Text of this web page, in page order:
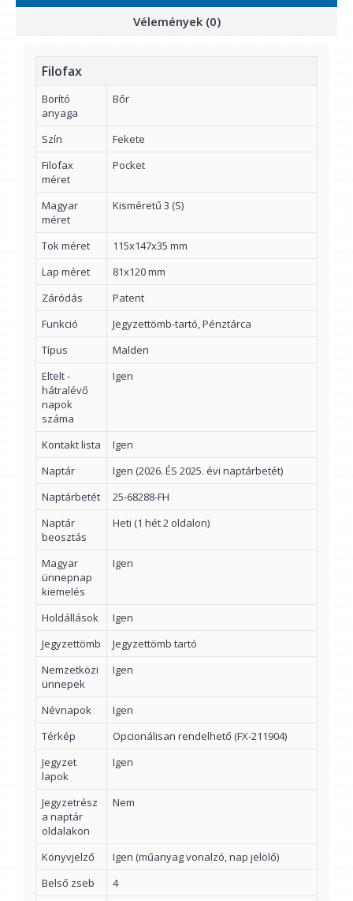
Vélemények (0)
Filofax
Borító
anyaga
Bőr
Szín
Fekete
Filofax
méret
Pocket
Magyar
méret
Kisméretű 3 (S)
Tok méret
115x147x35 mm
Lap méret
81x120 mm
Záródás
Patent
Funkció
Jegyzettömb-tartó, Pénztárca
Típus
Malden
Eltelt -
hátralévő
napok
száma
Igen
Kontakt lista
Igen
Naptár
Igen (2026. ÉS 2025. évi naptárbetét)
Naptárbetét
25-68288-FH
Naptár
beosztás
Heti (1 hét 2 oldalon)
Magyar
ünnepnap
kiemelés
Igen
Holdállások
Igen
Jegyzettömb
Jegyzettömb tartó
Nemzetközi
ünnepek
Igen
Névnapok
Igen
Térkép
Opcionálisan rendelhető (FX-211904)
Jegyzet
lapok
Igen
Jegyzetrész
a naptár
oldalakon
Nem
Könyvjelző
Igen (műanyag vonalzó, nap jelölő)
Belső zseb
4